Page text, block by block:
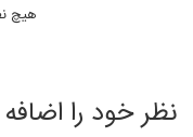
هیچ
نظر خود را